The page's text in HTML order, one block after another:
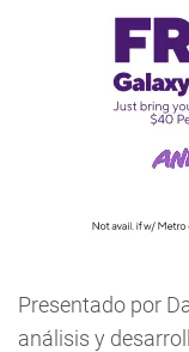
Presentado por
análisis y